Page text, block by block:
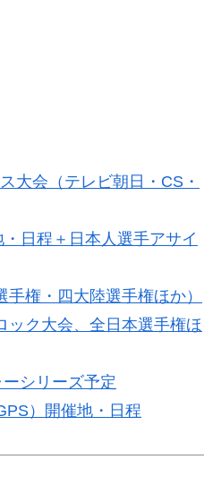
大会（テレビ朝日・CS・
日程＋日本人選手アサイ
権・四大陸選手権ほか）
ック大会、全日本選手権ほ
シリーズ予定
）開催地・日程